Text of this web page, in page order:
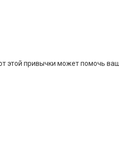
этой привычки может помочь